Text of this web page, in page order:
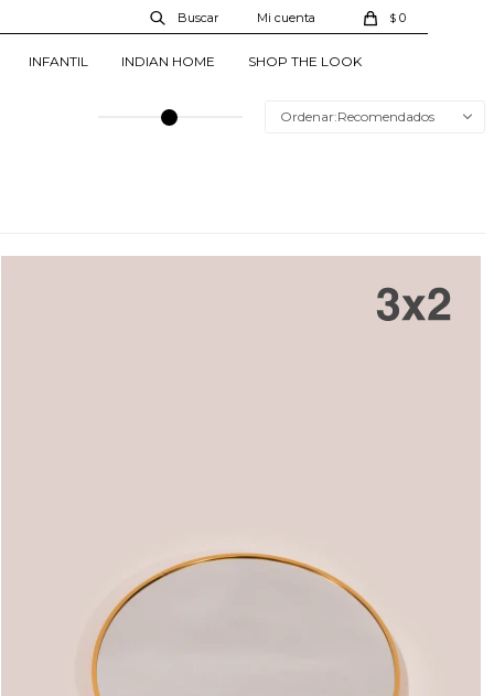
INFANTIL INDIAN HOME SHOP THE LOOK
$ 0
Recomendados